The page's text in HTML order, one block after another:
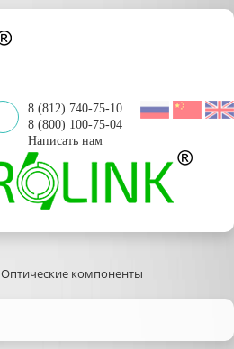
8 (812) 740-75-10
8 (800) 100-75-04
Написать нам
Оптические компоненты